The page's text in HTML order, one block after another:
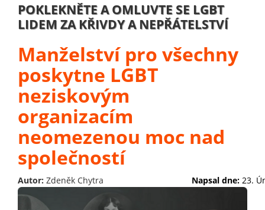
POKLEKNĚTE A OMLUVTE SE LGBT
LIDEM ZA KŘIVDY A NEPŘÁTELSTVÍ
Manželství pro všechny
poskytne LGBT
neziskovým
organizacím
neomezenou moc nad
společností
Autor: Zdeněk Chytra Napsal dne: 23.